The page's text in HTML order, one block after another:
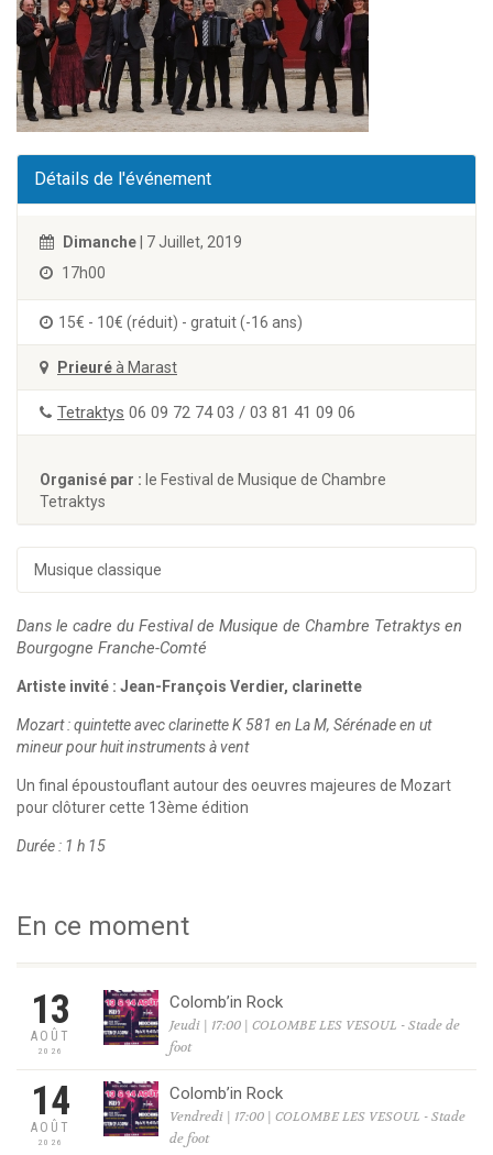
Détails de l'événement
Dimanche | 7 Juillet, 2019
17h00
15€ - 10€ (réduit) - gratuit (-16 ans)
Prieuréà Marast
Tetraktys 06 09 72 74 03 / 03 81 41 09 06
Organisé par : le Festival de Musique de Chambre
Tetraktys
Musique classique
Dans le cadre du Festival de Musique de Chambre Tetraktys en
Bourgogne Franche-Comté
Artiste invité : Jean-François Verdier, clarinette
Mozart : quintette avec clarinette K 581 en La M, Sérénade en ut
mineur pour huit instruments à vent
Un final époustouflant autour des oeuvres majeures de Mozart
pour clôturer cette 13ème édition
Durée : 1 h 15
En ce moment
13
AOÛT
2026
Colomb’in Rock
Jeudi | 17:00 | COLOMBE LES VESOUL - Stade de
foot
14
AOÛT
2026
Colomb’in Rock
Vendredi | 17:00 | COLOMBE LES VESOUL - Stade
de foot